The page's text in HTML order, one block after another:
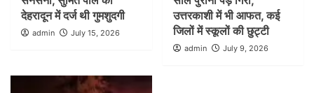
देहरादून में दर्ज थी गुमशुदगी
admin July 15, 2026
उत्तरकाशी में भी आफत, कई
जिलों में स्कूलों की छुट्टी
admin July 9, 2026